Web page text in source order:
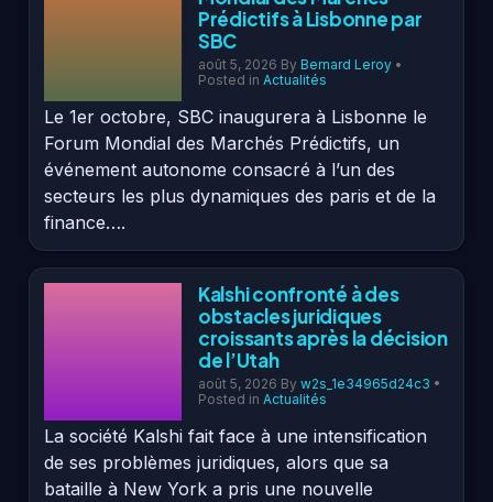
Prédictifs à Lisbonne par
SBC
août 5, 2026 By Bernard Leroy •
Posted in Actualités
Le 1er octobre, SBC inaugurera à Lisbonne le
Forum Mondial des Marchés Prédictifs, un
événement autonome consacré à l’un des
secteurs les plus dynamiques des paris et de la
finance….
Kalshi confronté à des
obstacles juridiques
croissants après la décision
de l’Utah
août 5, 2026 By w2s_1e34965d24c3 •
Posted in Actualités
La société Kalshi fait face à une intensification
de ses problèmes juridiques, alors que sa
bataille à New York a pris une nouvelle